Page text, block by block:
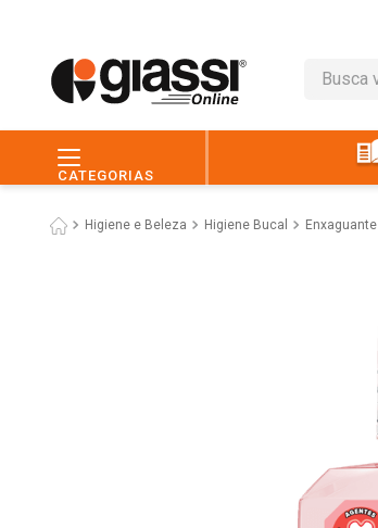
Busca
CATEGORIAS
Higiene e Beleza Higiene Bucal 3º
10º